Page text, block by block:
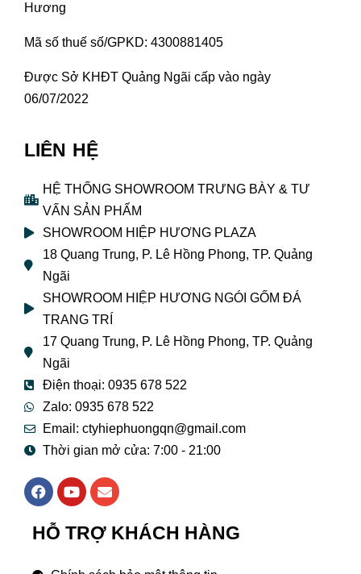
Hương
Mã số thuế số/GPKD: 4300881405
Được Sở KHĐT Quảng Ngãi cấp vào ngày
06/07/2022
LIÊN HỆ
HỆ THỐNG SHOWROOM TRƯNG BÀY & TƯ
VẤN SẢN PHẨM
SHOWROOM HIỆP HƯƠNG PLAZA
18 Quang Trung, P. Lê Hồng Phong, TP. Quảng
Ngãi
SHOWROOM HIỆP HƯƠNG NGÓI GỐM ĐÁ
TRANG TRÍ
17 Quang Trung, P. Lê Hồng Phong, TP. Quảng
Ngãi
Điện thoại: 0935 678 522
Zalo: 0935 678 522
Email: ctyhiephuongqn@gmail.com
Thời gian mở cửa: 7:00 - 21:00
F
a
e
b
Y
o
t
u
E
n
e
HỖ TRỢ KHÁCH HÀNG